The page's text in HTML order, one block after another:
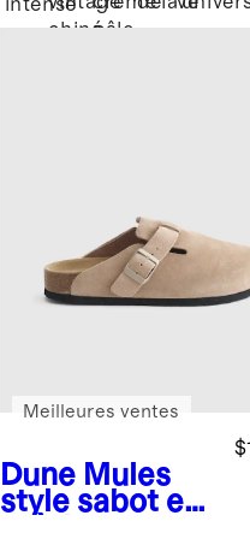
intense
chinépâle
Dune Mules
style sabot en
Meilleures ventes